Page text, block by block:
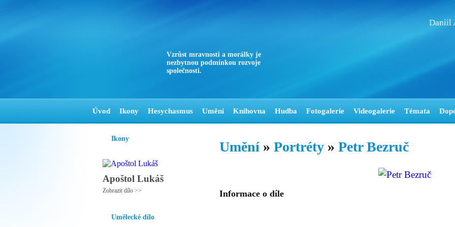
Vzrůst mravnosti a morálky je
nezbytnou podmínkou rozvoje
společnosti.
Daniil
Úvod Ikony Hesychasmus Umění Knihovna Hudba Fotogalerie Videogalerie Témata
Ikony
Apoštol Lukáš
Zobrazit dílo >>
Umělecké dílo
Umění » Portréty » Petr Bezruč
Informace o díle